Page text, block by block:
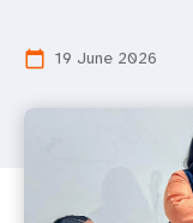
calendar_today 19 June 2026